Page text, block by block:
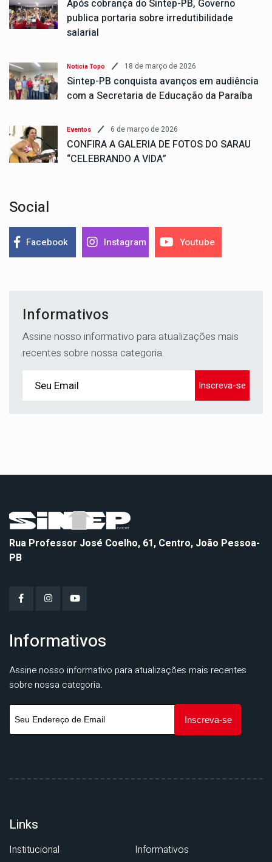
Após cobrança do Sintep-PB, Governo
publica portaria sobre irredutibilidade
salarial
Notícia Topo 18 de março de 2026
Sintep-PB conquista avanços em audiência
com a Secretaria de Educação da Paraíba
Eventos 6 de março de 2026
CONFIRA A GALERIA DE FOTOS DO SARAU
“CELEBRANDO A VIDA”
Social
Facebook Instagram Youtube
Informativos
Assine nosso informativo para atualizações mais
recentes sobre nossa categoria.
Inscreva-se
Rua Professor José Coelho, 61, Centro, João Pessoa-
PB
Informativos
Assine nosso informativo para atualizações mais recentes
sobre nossa categoria.
Links
Institucional
Informativos